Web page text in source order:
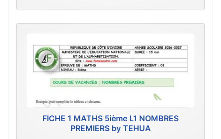
FICHE 1 MATHS 5ième L1 NOMBRES
PREMIERS by TEHUA